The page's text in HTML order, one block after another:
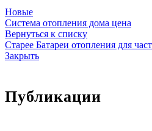
Новые
Система отопления дома цена
Вернуться к списку
Старее Батареи отопления для
Закрыть
Публикации